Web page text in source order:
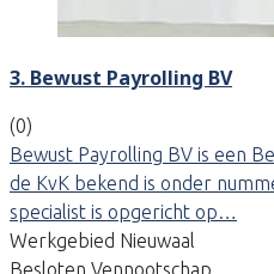
3. Bewust Payrolling BV
(0)
Bewust Payrolling BV is een
de KvK bekend is onder
specialist is opgericht op…
Werkgebied Nieuwaal
Besloten Vennootschap